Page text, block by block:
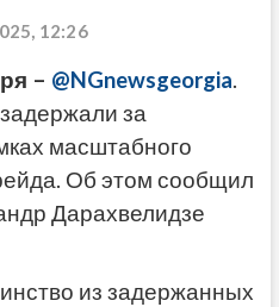
12:26
– @NGnewsgeorgia.
за
масштабного
Об этом сообщил
Дарахвелидзе
из задержанных